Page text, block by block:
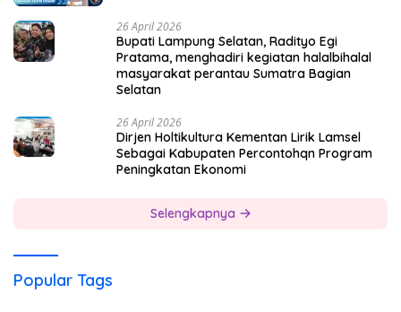
26 April 2026
Bupati Lampung Selatan, Radityo Egi
Pratama, menghadiri kegiatan halalbihalal
masyarakat perantau Sumatra Bagian
Selatan
26 April 2026
Dirjen Holtikultura Kementan Lirik Lamsel
Sebagai Kabupaten Percontohqn Program
Peningkatan Ekonomi
Selengkapnya
Popular Tags